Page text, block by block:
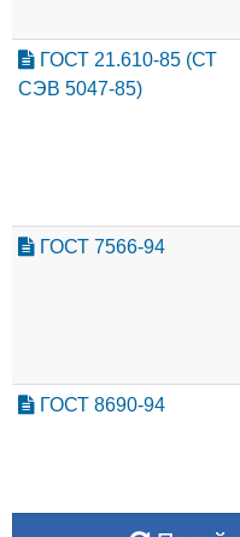
ГОСТ 21.610-85 (СТ
СЭВ 5047-85)
ГОСТ 7566-94
ГОСТ 8690-94